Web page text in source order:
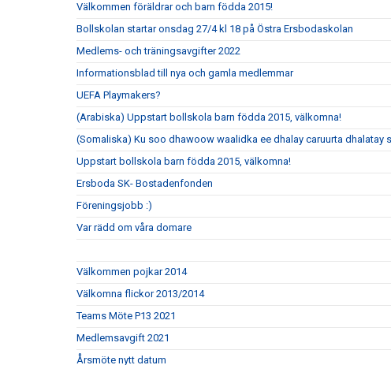
Välkommen föräldrar och barn födda 2015!
Bollskolan startar onsdag 27/4 kl 18 på Östra Ersbodaskolan
Medlems- och träningsavgifter 2022
Informationsblad till nya och gamla medlemmar
UEFA Playmakers?
(Arabiska) Uppstart bollskola barn födda 2015, välkomna!
(Somaliska) Ku soo dhawoow waalidka ee dhalay caruurta dhalatay
Uppstart bollskola barn födda 2015, välkomna!
Ersboda SK- Bostadenfonden
Föreningsjobb :)
Var rädd om våra domare
Välkommen pojkar 2014
Välkomna flickor 2013/2014
Teams Möte P13 2021
Medlemsavgift 2021
Årsmöte nytt datum